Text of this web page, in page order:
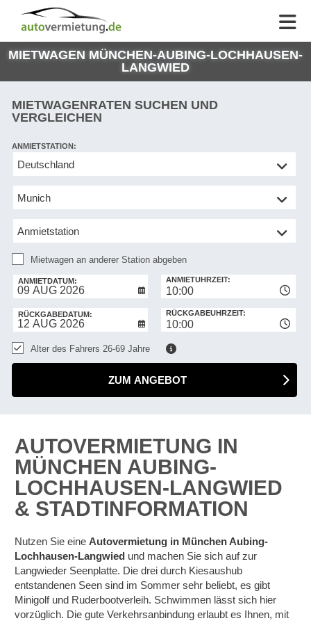
AUTOVERMIETUNG
AUTO
EUROPE
AUTOVERMIETUNG
HILFE
MEINE
MIETWAGEN MÜNCHEN-AUBING-LOCHHAUSEN-
LANGWIED
MIETWAGENRATEN SUCHEN UND
VERGLEICHEN
Mietwagen
anderer
ANMIETSTATION:
Mietwagen an anderer Station abgeben
ANMIETDATUM:
10:00
ANMIETUHRZEIT:
RÜCKGABEDATUM:
10:00
RÜCKGABEUHRZEIT:
Alter des Fahrers 26-69 Jahre
ZUM ANGEBOT
AUTOVERMIETUNG IN
MÜNCHEN AUBING-
LOCHHAUSEN-LANGWIED
& STADTINFORMATION
Nutzen Sie eine Autovermietung in München Aubing-
Lochhausen-Langwied und machen Sie sich auf zur
Langwieder Seenplatte. Die drei durch Kiesaushub
entstandenen Seen sind im Sommer sehr beliebt, es gibt
Minigolf und Ruderbootverleih. Schwimmen lässt sich hier
vorzüglich. Die gute Verkehrsanbindung erlaubt es Ihnen, mit